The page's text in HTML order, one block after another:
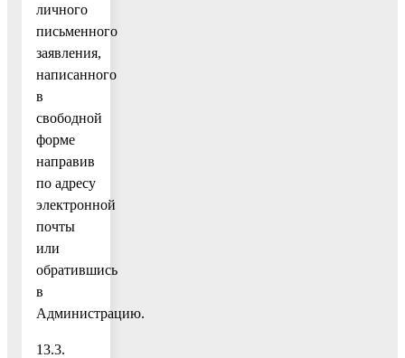
личного
письменного
заявления,
написанного
в
свободной
форме
направив
по адресу
электронной
почты
или
обратившись
в
Администрацию.
13.3.